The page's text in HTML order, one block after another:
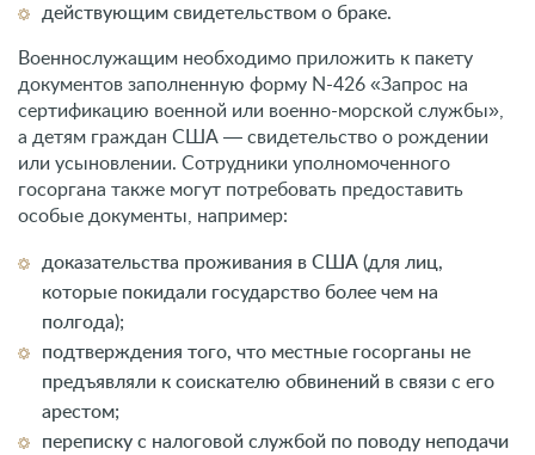
действующим свидетельством о браке.
Военнослужащим необходимо приложить к пакету
документов заполненную форму N-426 «Запрос на
сертификацию военной или военно-морской службы»,
а детям граждан США ― свидетельство о рождении
или усыновлении. Сотрудники уполномоченного
госоргана также могут потребовать предоставить
особые документы, например:
доказательства проживания в США (для лиц,
которые покидали государство более чем на
полгода);
подтверждения того, что местные госорганы не
предъявляли к соискателю обвинений в связи с его
арестом;
переписку с налоговой службой по поводу неподачи